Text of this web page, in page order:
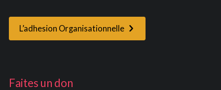
L’adhesion Organisationnelle
Faites un don